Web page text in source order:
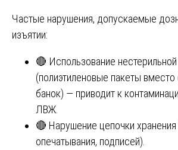
Частые нарушения, допускаемые
изъятии:
🔴 Использование
(полиэтиленовые пакеты вместо
банок) — приводит к
ЛВЖ.
🔴 Нарушение цепочки хранения
опечатывания, подписей).